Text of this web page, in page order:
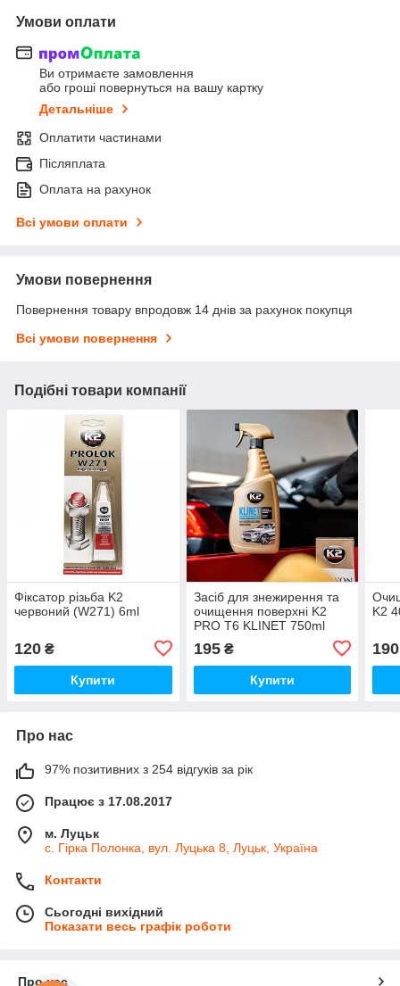
Умови оплати
Ви отримаєте замовлення
або гроші повернуться на вашу картку
Детальніше
Оплатити частинами
Післяплата
Оплата на рахунок
Всі умови оплати
Умови повернення
Повернення товару впродовж 14 днів за рахунок покупця
Всі умови повернення
Подібні товари компанії
Фіксатор різьба K2
червоний (W271) 6ml
120 ₴
Купити
Засіб для знежирення та
очищення поверхні K2
PRO T6 KLINET 750ml
195₴
Купити
K2
190
Про нас
97% позитивних з 254 відгуків за рік
Працює з 17.08.2017
м. Луцьк
с. Гірка Полонка, вул. Луцька 8, Луцьк, Україна
Контакти
Сьогодні вихідний
Показати весь графік роботи
Про нас